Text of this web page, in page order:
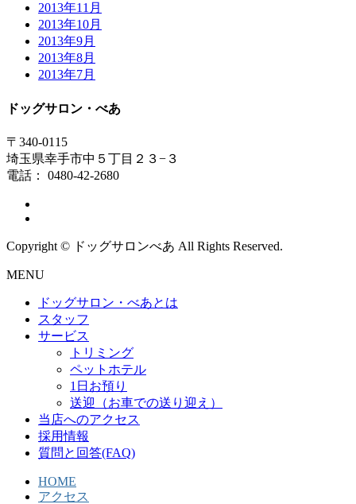
2013年11月
2013年10月
2013年9月
2013年8月
2013年7月
ドッグサロン・べあ
〒340-0115
埼玉県幸手市中５丁目２３−３
電話： 0480-42-2680
Copyright © ドッグサロンべあ All Rights Reserved.
MENU
ドッグサロン・べあとは
スタッフ
サービス
トリミング
ペットホテル
1日お預り
送迎（お車での送り迎え）
当店へのアクセス
採用情報
質問と回答(FAQ)
HOME
アクセス